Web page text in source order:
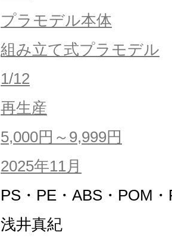
プラモデル本体
組み立て式プラモデル
1/12
再生産
5,000円～9,999円
2025年11月
PS・PE・ABS・POM
浅井真紀